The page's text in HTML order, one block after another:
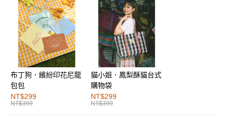
超商取貨付款
LINE Pay
街口支付
運送方式
全家取貨付款
每筆NT$60，滿NT$1,000(含以上)免運費
布丁狗．繽紛印花尼龍
包包
NT$299
NT$399
貓小姐．鳳梨酥貓台式
購物袋
NT$299
NT$399